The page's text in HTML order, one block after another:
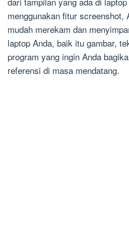
menggunakan fitur screenshot,
mudah merekam dan
laptop Anda, baik itu gambar,
program yang ingin Anda
referensi di masa mendatang.